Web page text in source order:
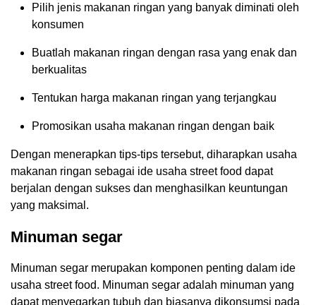
Pilih jenis makanan ringan yang banyak diminati oleh
konsumen
Buatlah makanan ringan dengan rasa yang enak dan
berkualitas
Tentukan harga makanan ringan yang terjangkau
Promosikan usaha makanan ringan dengan baik
Dengan menerapkan tips-tips tersebut, diharapkan usaha
makanan ringan sebagai ide usaha street food dapat
berjalan dengan sukses dan menghasilkan keuntungan
yang maksimal.
Minuman segar
Minuman segar merupakan komponen penting dalam ide
usaha street food. Minuman segar adalah minuman yang
dapat menyegarkan tubuh dan biasanya dikonsumsi pada